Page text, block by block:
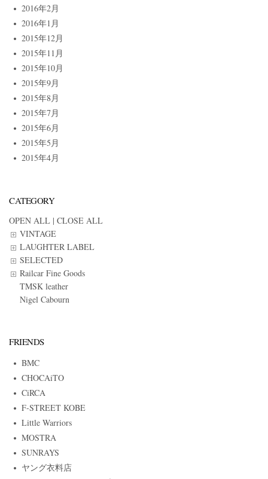
2016年2月
2016年1月
2015年12月
2015年11月
2015年10月
2015年9月
2015年8月
2015年7月
2015年6月
2015年5月
2015年4月
CATEGORY
OPEN ALL | CLOSE ALL
VINTAGE
LAUGHTER LABEL
SELECTED
Railcar Fine Goods
TMSK leather
Nigel Cabourn
FRIENDS
BMC
CHOCAiTO
CiRCA
F-STREET KOBE
Little Warriors
MOSTRA
SUNRAYS
ヤング衣料店